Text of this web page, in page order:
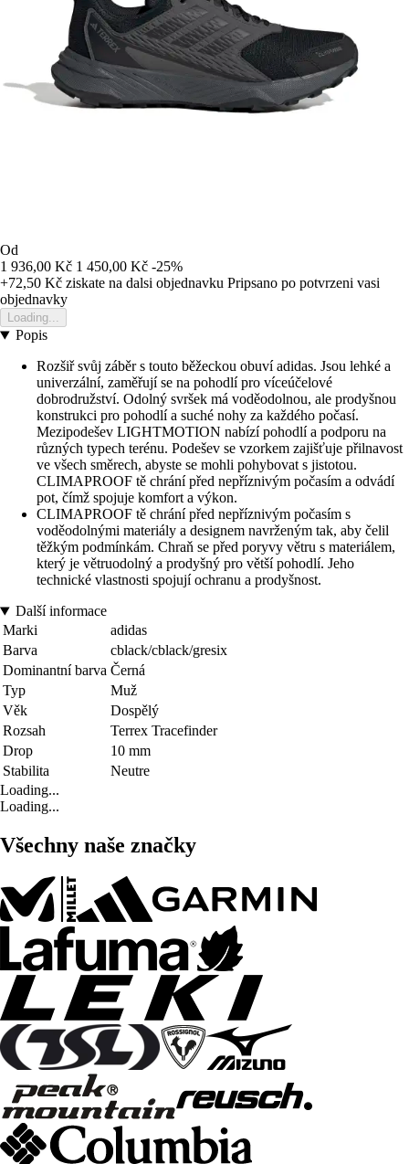
Od
1 936,00 Kč 1 450,00 Kč -25%
+72,50 Kč ziskate na dalsi objednavku Pripsano po potvrzeni vasi
objednavky
Loading...
Popis
Rozšiř svůj záběr s touto běžeckou obuví adidas. Jsou lehké a
univerzální, zaměřují se na pohodlí pro víceúčelové
dobrodružství. Odolný svršek má voděodolnou, ale prodyšnou
konstrukci pro pohodlí a suché nohy za každého počasí.
Mezipodešev LIGHTMOTION nabízí pohodlí a podporu na
různých typech terénu. Podešev se vzorkem zajišťuje přilnavost
ve všech směrech, abyste se mohli pohybovat s jistotou.
CLIMAPROOF tě chrání před nepříznivým počasím a odvádí
pot, čímž spojuje komfort a výkon.
CLIMAPROOF tě chrání před nepříznivým počasím s
voděodolnými materiály a designem navrženým tak, aby čelil
těžkým podmínkám. Chraň se před poryvy větru s materiálem,
který je větruodolný a prodyšný pro větší pohodlí. Jeho
technické vlastnosti spojují ochranu a prodyšnost.
Další informace
Marki
adidas
Barva
cblack/cblack/gresix
Dominantní barva Černá
Typ
Muž
Věk
Dospělý
Rozsah
Terrex Tracefinder
Drop
10 mm
Stabilita
Neutre
Loading...
Loading...
Všechny naše značky